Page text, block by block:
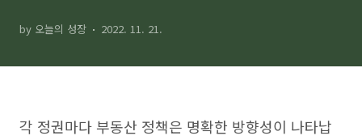
by 오늘의 성장 2022. 11. 21.
각 정권마다 부동산 정책은 명확한 방향성이 나타납